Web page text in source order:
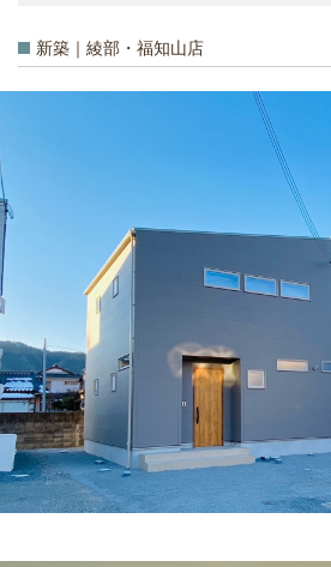
新築｜綾部・福知山店